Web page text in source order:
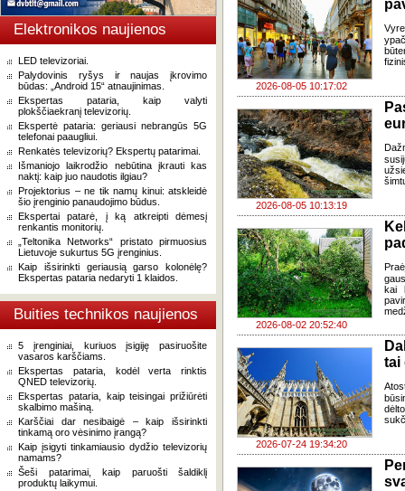
Elektronikos naujienos
LED televizoriai.
Palydovinis ryšys ir naujas įkrovimo
būdas: „Android 15“ atnaujinimas.
Ekspertas pataria, kaip valyti
plokščiaekranį televizorių.
Ekspertė pataria: geriausi nebrangūs 5G
telefonai paaugliui.
Renkatės televizorių? Ekspertų patarimai.
Išmaniojo laikrodžio nebūtina įkrauti kas
naktį: kaip juo naudotis ilgiau?
Projektorius – ne tik namų kinui: atskleidė
šio įrenginio panaudojimo būdus.
Ekspertai patarė, į ką atkreipti dėmesį
renkantis monitorių.
„Teltonika Networks“ pristato pirmuosius
Lietuvoje sukurtus 5G įrenginius.
Kaip išsirinkti geriausią garso kolonėlę?
Ekspertas pataria nedaryti 1 klaidos.
Buities technikos naujienos
5 įrenginiai, kuriuos įsigiję pasiruošite
vasaros karščiams.
Ekspertas pataria, kodėl verta rinktis
QNED televizorių.
Ekspertas pataria, kaip teisingai prižiūrėti
skalbimo mašiną.
Karščiai dar nesibaigė – kaip išsirinkti
tinkamą oro vėsinimo įrangą?
Kaip įsigyti tinkamiausio dydžio televizorių
namams?
Šeši patarimai, kaip paruošti šaldiklį
produktų laikymui.
2026-08-05 10:17:02
2026-08-05 10:13:19
2026-08-02 20:52:40
kai
2026-07-24 19:34:20
tai